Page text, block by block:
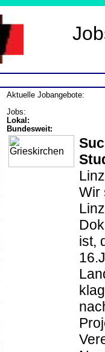
Aktuelle Jobangebote:
Jobs:
Lokal:
Bundesweit:
Wir
ist,